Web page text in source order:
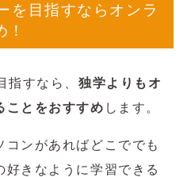
を目指すならオンラ
指すなら、独学よりもオ
ことをおすすめ します。
ンがあればどこででも
きなように学習できる